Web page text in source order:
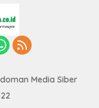
Media Siber